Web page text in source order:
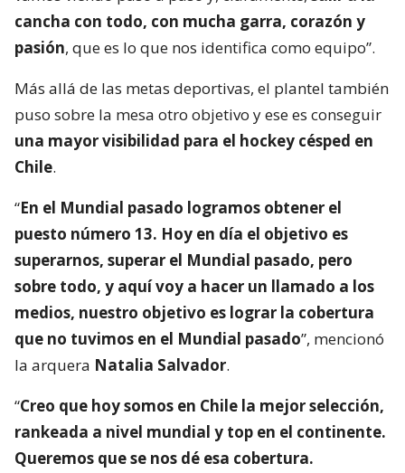
cancha con todo, con mucha garra, corazón y
pasión, que es lo que nos identifica como equipo”.
Más allá de las metas deportivas, el plantel también
puso sobre la mesa otro objetivo y ese es conseguir
una mayor visibilidad para el hockey césped en
Chile.
“En el Mundial pasado logramos obtener el
puesto número 13. Hoy en día el objetivo es
superarnos, superar el Mundial pasado, pero
sobre todo, y aquí voy a hacer un llamado a los
medios, nuestro objetivo es lograr la cobertura
que no tuvimos en el Mundial pasado”, mencionó
la arquera Natalia Salvador.
“Creo que hoy somos en Chile la mejor selección,
rankeada a nivel mundial y top en el continente.
Queremos que se nos dé esa cobertura.